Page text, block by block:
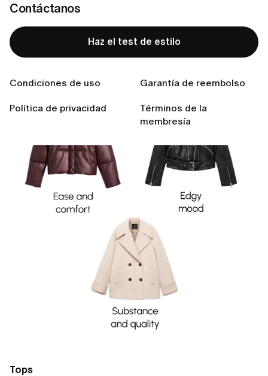
Contáctanos
Haz el test de estilo
Condiciones de uso Garantía de reembolso
Política de privacidad
Términos de la
membresía
Comienza con una chaqueta que refleje tu ánimo:
cuero para un toque rebelde, lana para dar
profundidad o un plumífero ligero para la sencillez. En
los días de lluvia, un impermeable te mantiene seca y
con confianza.
Tops